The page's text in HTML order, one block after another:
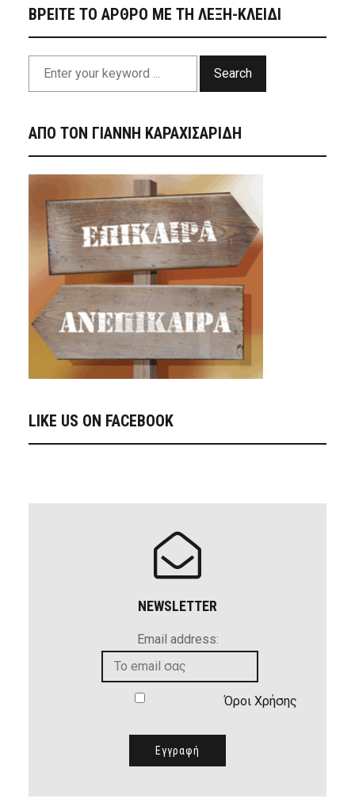
ΒΡΕΙΤΕ ΤΟ ΑΡΘΡΟ ΜΕ ΤΗ ΛΕΞΗ-ΚΛΕΙΔΙ
Search
ΑΠΟ ΤΟΝ ΓΙΑΝΝΗ ΚΑΡΑΧΙΣΑΡΙΔΗ
LIKE US ON FACEBOOK
NEWSLETTER
Email address:
Όροι Χρήσης